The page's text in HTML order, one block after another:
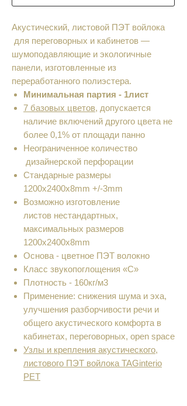
Акустический, листовой ПЭТ войлока
для переговорных и кабинетов —
шумоподавляющие и экологичные
панели, изготовленные из
переработанного полиэстера.
Минимальная партия - 1лист
7 базовых цветов, допускается
наличие включений другого цвета не
более 0,1% от площади панно
Неограниченное количество
дизайнерской перфорации
Cтандарные размеры
1200х2400x8mm +/-3mm
Возможно изготовление
листов нестандартных,
максимальных размеров
1200х2400x8mm
Основа - цветное ПЭТ волокно
Класс звукопоглощения «С»
Плотность - 160кг/м3
Применение: снижения шума и эха,
улучшения разборчивости речи и
общего акустического комфорта в
кабинетах, переговорных, open space
Узлы и крепления акустического,
листового ПЭТ войлока TAGinterio
PET